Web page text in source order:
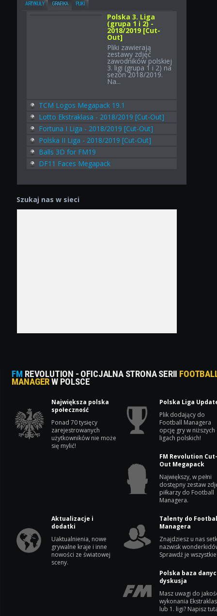
ARTYKUŁY GRAFIKA PLIKI
Polska 3. Liga
(grupa 1 i 2) -
2018/2019 [Cut-
Out]
Pliki zawierają
zestawy zdjęć
zawodników polskiej
3. ligi (grupa 1 i 2) na
sezon 2018/2019.
Na...
TCM Logos Megapack 19.1
Lotto Ekstraklasa - 2018/2019 [Cut-Out]
Fortuna I Liga - 2018/2019 [Cut-Out]
Polska II Liga - 2018/2019 [Cut-Out]
Balls 3D for FM19
DF11 Faces Megapack
Szukaj nas w sieci
FM REVOLUTION - OFICJALNA STRONA SERII
MANAGERW POLSCE
Największa polska
społeczność
Ponad 70 tysięcy
zarejestrowanych
użytkowników nie może
się mylić!
Polska Liga
Plik dodający do
Football Managera
opcję gry w niższych
ligach polskich!
FM Revolution
Out Megapack
Największy, w pełni
dostępny zestaw
piłkarzy do Football
Managera.
Aktualizacje i
dodatki
Uaktualnienia, nowe
grywalne kraje i inne
nowości ze światowej
sceny.
Talenty do
Managera
Znajdziesz u nas
nazwisk
Sprawdź je
Polska baza
dyskusja
Masz uwagi do
wykonania
lub 1. ligi? Napisz